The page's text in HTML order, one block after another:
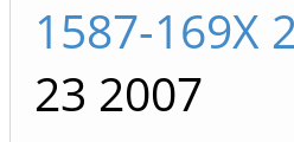
1587-169X
23 2007